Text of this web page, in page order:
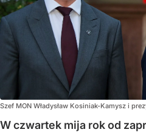
Szef MON Władysław Kosiniak-Kamysz i
W czwartek mija rok od